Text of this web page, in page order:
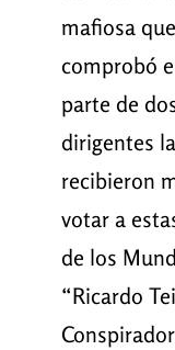
mafiosa
comprobó
parte de
dirigentes
recibieron
votar a
de los
“Ricardo